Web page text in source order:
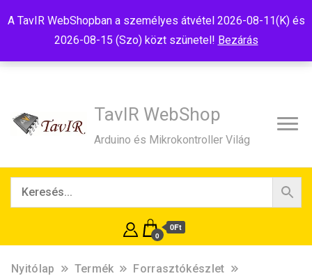
A TavIR WebShopban a személyes átvétel 2026-08-11(K) és
2026-08-15 (Szo) közt szünetel! Bezárás
TavIR WebShop
Arduino és Mikrokontroller Világ
0
0Ft
Nyitólap Termék
Forrasztókészlet